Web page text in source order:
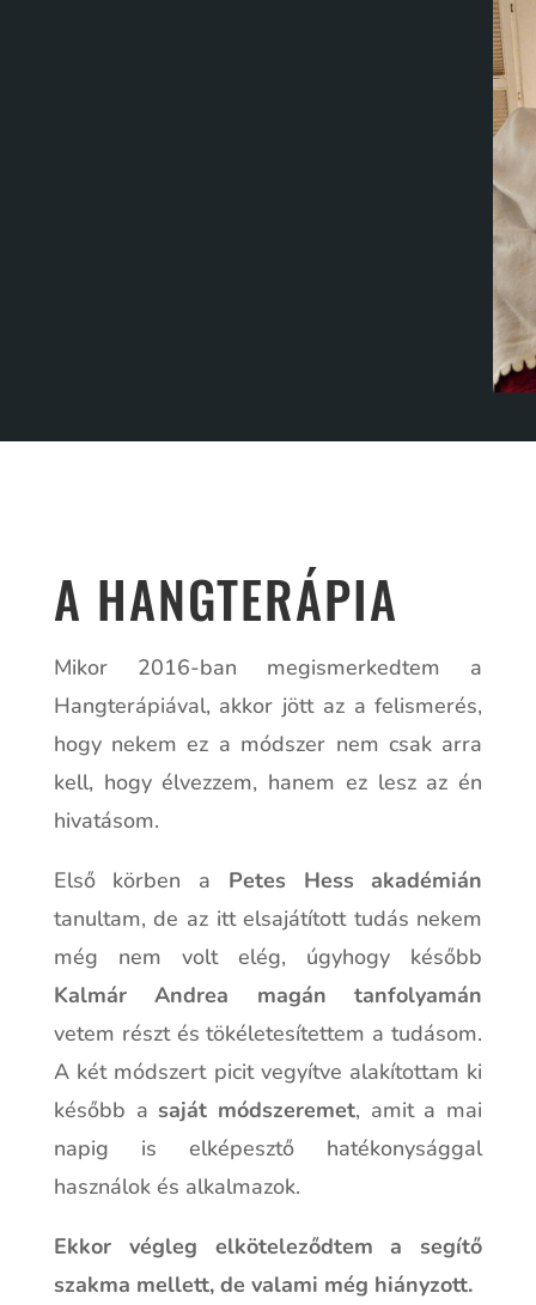
A HANGTERÁPIA
Mikor 2016-ban megismerkedtem a
Hangterápiával, akkor jött az a felismerés,
hogy nekem ez a módszer nem csak arra
kell, hogy élvezzem, hanem ez lesz az én
hivatásom.
Első körben a Petes Hess akadémián
tanultam, de az itt elsajátított tudás nekem
még nem volt elég, úgyhogy később
Kalmár Andrea magán tanfolyamán
vetem részt és tökéletesítettem a tudásom.
A két módszert picit vegyítve alakítottam ki
később asaját módszeremet, amit a mai
napig is elképesztő hatékonysággal
használok és alkalmazok.
Ekkor végleg elköteleződtem a segítő
szakma mellett, de valami még hiányzott.